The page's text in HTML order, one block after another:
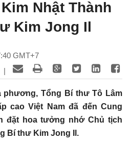
Nhật Thành
Kim Jong Il
GMT+7
|
phương, Tổng Bí thư Tô Lâm
cao Việt Nam đã đến Cung
đặt hoa tưởng nhớ Chủ tịch
Bí thư Kim Jong Il.